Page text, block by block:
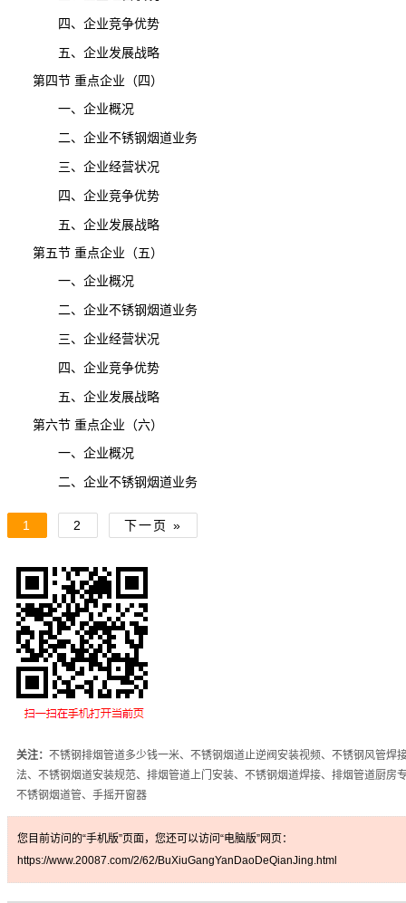
四、企业竞争优势
五、企业发展战略
第四节 重点企业（四）
一、企业概况
二、企业不锈钢烟道业务
三、企业经营状况
四、企业竞争优势
五、企业发展战略
第五节 重点企业（五）
一、企业概况
二、企业不锈钢烟道业务
三、企业经营状况
四、企业竞争优势
五、企业发展战略
第六节 重点企业（六）
一、企业概况
二、企业不锈钢烟道业务
1 2 下一页 »
关注： 不锈钢排烟管道多少钱一米、不锈钢烟道止逆阀安装视频、不锈钢风管焊
法、不锈钢烟道安装规范、排烟管道上门安装、不锈钢烟道焊接、排烟管道厨房
不锈钢烟道管、手摇开窗器
您目前访问的“手机版”页面，您还可以访问“电脑版”网页：
https://www.20087.com/2/62/BuXiuGangYanDaoDeQianJing.html